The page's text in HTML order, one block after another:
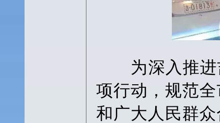
为深入推进吉
项行动，规范
和广大人民群